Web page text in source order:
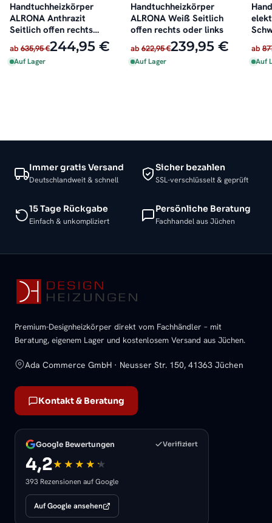
Handtuchheizkörper
ALRONA Anthrazit
Seitlich offen rechts
oder links
ab 635,95 €244,95 €
Auf Lager
Handtuchheizkörper
ALRONA Weiß Seitlich
offen rechts oder links
ab 622,95 €239,95 €
Auf Lager
ab
Auf
Immer gratis Versand
Deutschlandweit & schnell
Sicher bezahlen
SSL-verschlüsselt & geprüft
15 Tage Rückgabe
Einfach & unkompliziert
Persönliche Beratung
Fachhandel aus Jüchen
Premium-Designheizkörper direkt vom Fachhändler – mit
Beratung, eigenem Lager und kostenlosem Versand aus Jüchen.
Ada Commerce GmbH · Neusser Str. 150, 41363 Jüchen
Kontakt & Beratung
Google Bewertungen Verifiziert
4,2
393 Rezensionen auf Google
Auf Google ansehen